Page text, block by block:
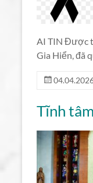
AI TIN Được
Gia Hiển, đã
Tĩnh